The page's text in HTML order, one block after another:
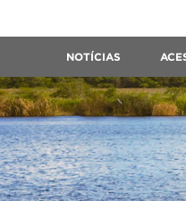
NOTÍCIAS